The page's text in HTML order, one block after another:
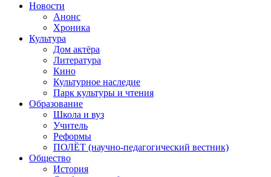
Новости
Анонс
Хроника
Культура
Дом актёра
Литература
Кино
Культурное наследие
Парк культуры и чтения
Образование
Школа и вуз
Учитель
Реформы
ПОЛЁТ (научно-педагогический вестник)
Общество
История